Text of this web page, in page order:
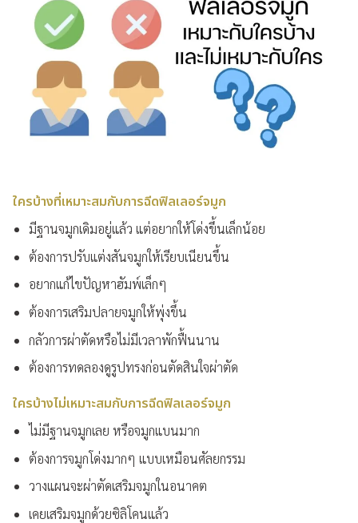
ใครบ้างที่เหมาะสมกับการฉีดฟิลเลอร์จมูก
มีฐานจมูกเดิมอยู่แล้ว แต่อยากให้โด่งขึ้นเล็กน้อย
ต้องการปรับแต่งสันจมูกให้เรียบเนียนขึ้น
อยากแก้ไขปัญหาฮัมพ์เล็กๆ
ต้องการเสริมปลายจมูกให้พุ่งขึ้น
กลัวการผ่าตัดหรือไม่มีเวลาพักฟื้นนาน
ต้องการทดลองดูรูปทรงก่อนตัดสินใจผ่าตัด
ใครบ้างไม่เหมาะสมกับการฉีดฟิลเลอร์จมูก
ไม่มีฐานจมูกเลย หรือจมูกแบนมาก
ต้องการจมูกโด่งมากๆ แบบเหมือนศัลยกรรม
วางแผนจะผ่าตัดเสริมจมูกในอนาคต
เคยเสริมจมูกด้วยซิลิโคนแล้ว